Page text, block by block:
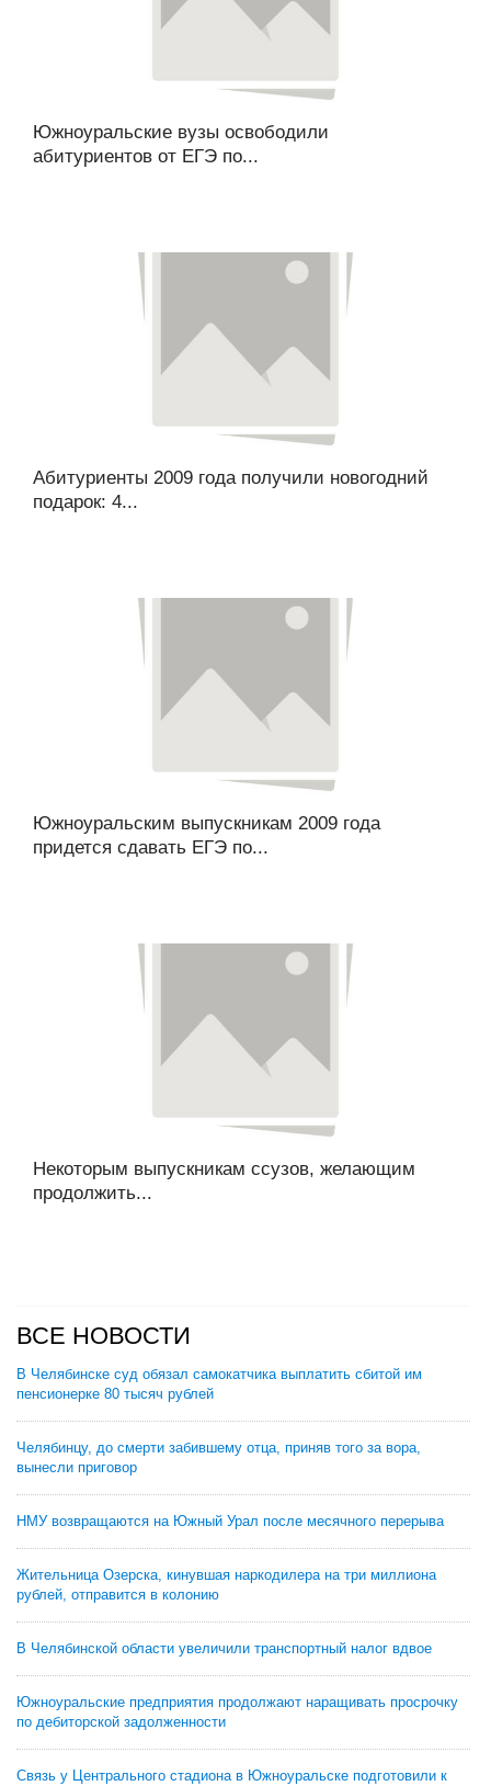
Южноуральские вузы освободили
абитуриентов от ЕГЭ по...
Абитуриенты 2009 года получили новогодний
подарок: 4...
Южноуральским выпускникам 2009 года
придется сдавать ЕГЭ по...
Некоторым выпускникам ссузов, желающим
продолжить...
ВСЕ НОВОСТИ
В Челябинске суд обязал самокатчика выплатить сбитой им
пенсионерке 80 тысяч рублей
Челябинцу, до смерти забившему отца, приняв того за вора,
вынесли приговор
НМУ возвращаются на Южный Урал после месячного перерыва
Жительница Озерска, кинувшая наркодилера на три миллиона
рублей, отправится в колонию
В Челябинской области увеличили транспортный налог вдвое
Южноуральские предприятия продолжают наращивать просрочку
по дебиторской задолженности
Связь у Центрального стадиона в Южноуральске подготовили к